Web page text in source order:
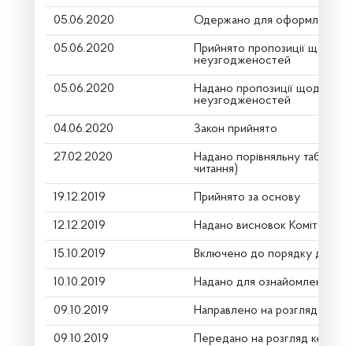
05.06.2020 Одержано для оформлення
05.06.2020
Прийнято пропозиції щодо
неузгодженостей
05.06.2020
Надано пропозиції щодо
неузгодженостей
04.06.2020 Закон прийнято
27.02.2020
Надано порівняльну
читання)
19.12.2019 Прийнято за основу
12.12.2019 Надано висновок Комітету
15.10.2019 Включено до порядку
10.10.2019 Надано для ознайомлення
09.10.2019 Направлено на розгляд
09.10.2019 Передано на розгляд